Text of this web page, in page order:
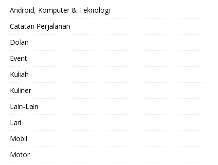
Android, Komputer & Teknologi
Catatan Perjalanan
Dolan
Event
Kuliah
Kuliner
Lain-Lain
Lari
Mobil
Motor